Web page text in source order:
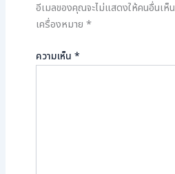
อีเมลของคุณจะไม่แสดงให้คนอื่นเห็น
เครื่องหมาย *
ความเห็น *